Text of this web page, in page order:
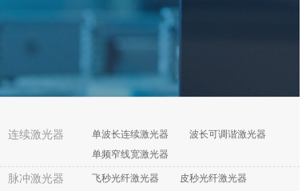
连续激光器 单波长连续激光器
波长可调谐激光器
单频窄线宽激光器
脉冲激光器 飞秒光纤激光器
皮秒光纤激光器